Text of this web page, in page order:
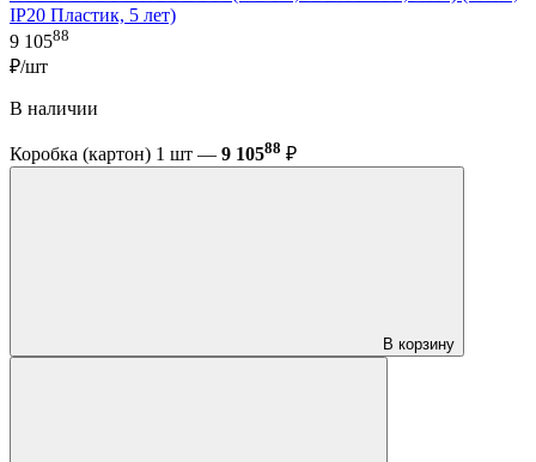
IP20 Пластик, 5 лет)
9 10588
₽/шт
В наличии
Коробка (картон) 1 шт — 9 10588 ₽
В корзину